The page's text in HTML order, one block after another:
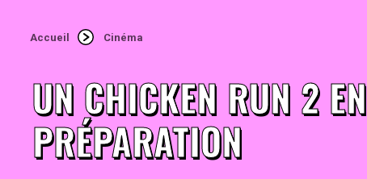
Accueil Cinéma
UN CHICKEN RUN 2 EN
PRÉPARATION